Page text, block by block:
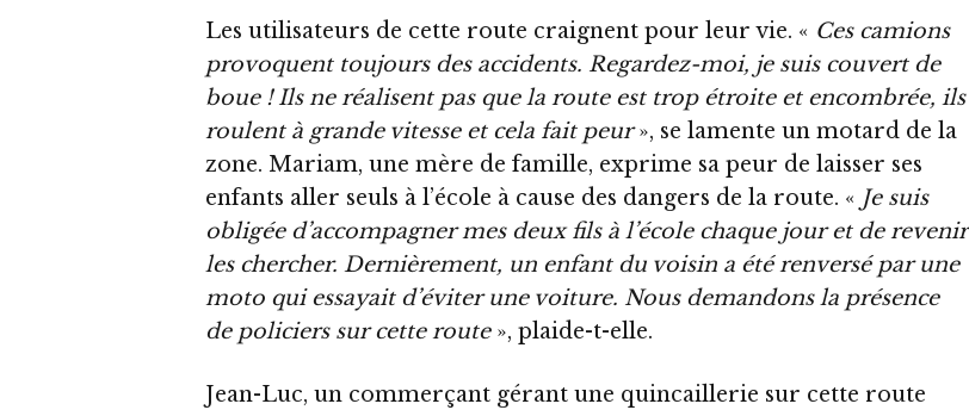
Les utilisateurs de cette route craignent pour leur vie. « Ces camions
provoquent toujours des accidents. Regardez-moi, je suis couvert de
boue ! Ils ne réalisent pas que la route est trop étroite et encombrée, ils
roulent à grande vitesse et cela fait peur», se lamente un motard de la
zone. Mariam, une mère de famille, exprime sa peur de laisser ses
enfants aller seuls à l’école à cause des dangers de la route. « Je suis
obligée d’accompagner mes deux fils à l’école chaque jour et de revenir
les chercher. Dernièrement, un enfant du voisin a été renversé par une
moto qui essayait d’éviter une voiture. Nous demandons la présence
de policiers sur cette route », plaide-t-elle.
Jean-Luc, un commerçant gérant une quincaillerie sur cette route